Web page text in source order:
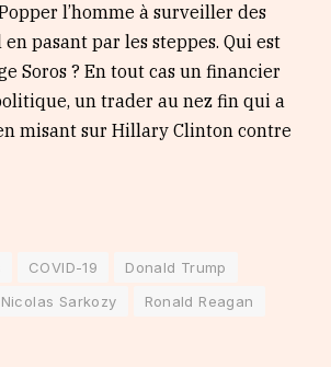
l’homme à surveiller des
en pasant par les steppes. Qui est
Soros ? En tout cas un financier
un trader au nez fin qui a
misant sur Hillary Clinton contre
COVID-19
Donald Trump
Nicolas Sarkozy
Ronald Reagan